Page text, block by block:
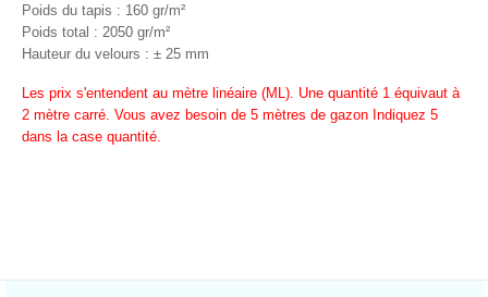
Poids du tapis : 160 gr/m²
Poids total : 2050 gr/m²
Hauteur du velours : ± 25 mm
Les prix s'entendent au mètre linéaire (ML). Une quantité 1 équivaut à
2 mètre carré. Vous avez besoin de 5 mètres de gazon Indiquez 5
dans la case quantité.